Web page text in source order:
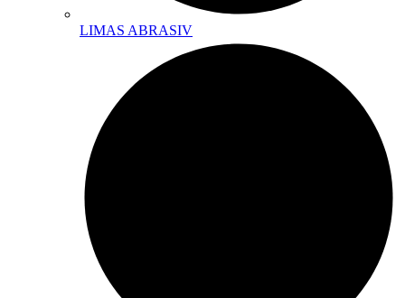
LIMAS ABRASIV